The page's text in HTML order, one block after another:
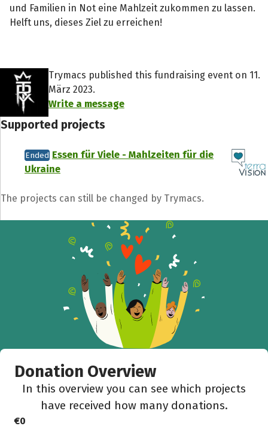
und Familien in Not eine Mahlzeit zukommen zu lassen.
Helft uns, dieses Ziel zu erreichen!
Trymacs published this fundraising event on 11.
März 2023.
Write a message
Supported projects
Ended Essen für Viele - Mahlzeiten für die
Ukraine
The projects can still be changed by Trymacs.
Donation Overview
In this overview you can see which projects
have received how many donations.
€0
Help to collect more donations!
Facebook WhatsApp